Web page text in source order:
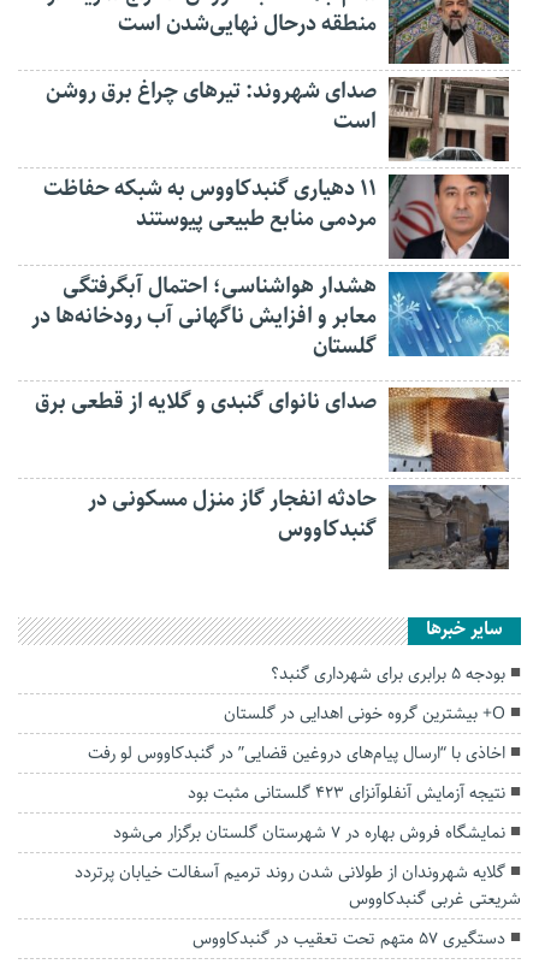
منطقه درحال نهایی‌شدن است
صدای شهروند: تیرهای چراغ برق روشن
است
۱۱ دهیاری گنبدکاووس به شبکه حفاظت
مردمی منابع طبیعی پیوستند
هشدار هواشناسی؛ احتمال آبگرفتگی
معابر و افزایش ناگهانی آب رودخانه‌ها در
گلستان
صدای نانوای گنبدی و گلایه از قطعی برق
حادثه انفجار گاز منزل مسکونی در
گنبدکاووس
سایر خبرها
بودجه ۵ برابری برای شهرداری گنبد؟
O+ بیشترین گروه خونی اهدایی در گلستان
اخاذی با “ارسال پیام‌های دروغین قضایی” در گنبدکاووس لو رفت
نتیجه آزمایش آنفلوآنزای ۴۲۳ گلستانی مثبت بود
نمایشگاه فروش بهاره در ۷ شهرستان گلستان برگزار می‌شود
گلایه شهروندان از طولانی شدن روند ترمیم آسفالت خیابان پرتردد
شریعتی غربی گنبدکاووس
دستگیری ۵۷ متهم تحت تعقیب در گنبدکاووس